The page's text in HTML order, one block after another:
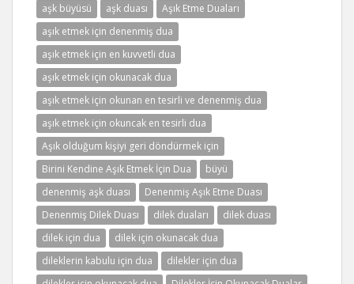
aşk büyüsü aşk duası
Aşık Etme Duaları
aşık etmek için denenmiş dua
aşık etmek için en kuvvetli dua
aşık etmek için okunacak dua
aşık etmek için okunan en tesirli ve denenmiş dua
aşık etmek için okuncak en tesirli dua
Aşık olduğum kişiyi geri döndürmek için
Birini Kendine Aşık Etmek İçin Dua
büyü
denenmiş aşk duası
Denenmiş Aşık Etme Duası
Denenmiş Dilek Duası
dilek duaları
dilek duası
dilek için dua
dilek için okunacak dua
dileklerin kabulu için dua
dilekler için dua